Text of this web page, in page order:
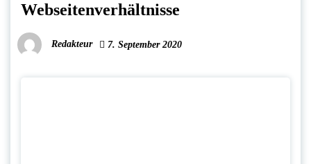
Webseitenverhältnisse
Redakteur 7. September 2020